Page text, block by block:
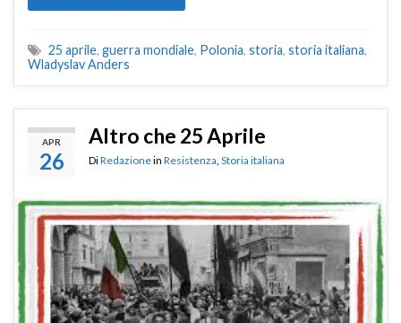
25 aprile, guerra mondiale, Polonia, storia, storia italiana,
Wladyslav Anders
APR
26
Altro che 25 Aprile
DiRedazionein Resistenza, Storia italiana